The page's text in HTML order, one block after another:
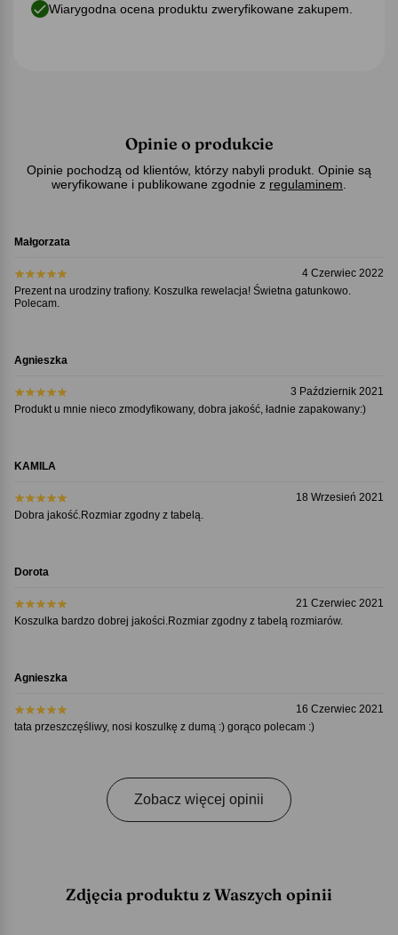
Wiarygodna ocena produktu zweryfikowane zakupem.
Opinie o produkcie
Opinie pochodzą od klientów, którzy nabyli produkt. Opinie są
weryfikowane i publikowane zgodnie z regulaminem
Małgorzata
4 Czerwiec 2022
Prezent na urodziny trafiony. Koszulka rewelacja! Świetna gatunkowo.
Polecam.
Agnieszka
3 Październik 2021
Produkt u mnie nieco zmodyfikowany, dobra jakość, ładnie zapakowany:)
KAMILA
18 Wrzesień 2021
Dobra jakość.Rozmiar zgodny z tabelą.
Dorota
21 Czerwiec 2021
Koszulka bardzo dobrej jakości.Rozmiar zgodny z tabelą rozmiarów.
Agnieszka
16 Czerwiec 2021
tata przeszczęśliwy, nosi koszulkę z dumą :) gorąco polecam :)
Zobacz więcej opinii
Zdjęcia produktu z Waszych opinii